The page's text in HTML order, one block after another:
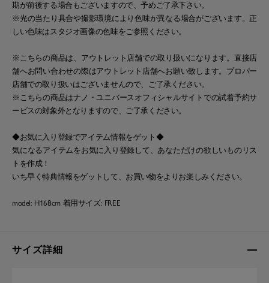
期が前後する場合もございますので、予めご了承下さい。
※光の当たり具合や撮影環境により色味が異なる場合がございます。正
しい色味はスタジオ画像の色味をご参照ください。
※こちらの商品は、アウトレット店舗での取り扱いになります。直接店
舗へお問い合わせの際はアウトレット店舗へお願い致します。プロパー
店舗での取り扱いはございませんので、ご了承ください。
※こちらの商品はナノ・ユニバースオフィシャルサイトでの試着予約サ
ービスの対象外となりますので、ご了承ください。
◆お気に入り登録でアイテム情報をゲット◆
気になるアイテムをお気に入り登録して、あなただけの欲しいものリス
トを作成！
いち早く特典情報をゲットして、お買い物をよりお楽しみください。
model: H168cm 着用サイズ: FREE
サイズ詳細